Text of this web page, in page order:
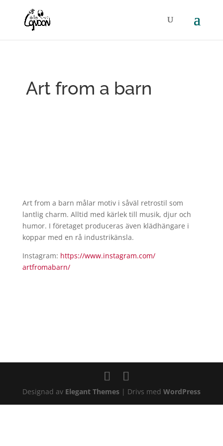
Art from a barn
Art from a barn målar motiv i såväl retrostil som
lantlig charm. Alltid med kärlek till musik, djur och
humor. I företaget produceras även klädhängare i
koppar med en rå industrikänsla.
Instagram: https://www.instagram.com/
artfromabarn/
Designad av Elegant Themes| Drivs med WordPress